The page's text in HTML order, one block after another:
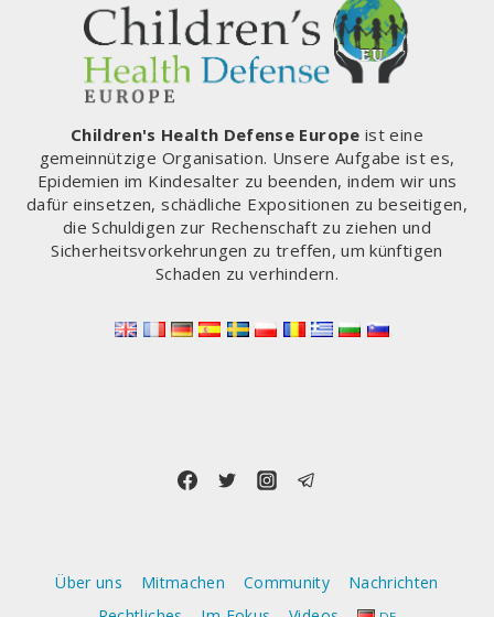
EIN,
NACHDEM
SICH
DIE
GESCHWORENEN
AUF
DIE
SEITE
DER
DURCH
PESTIZIDE
GESCHÄDIGTEN
HABEN
Children's Health Defense Europe ist eine
gemeinnützige Organisation. Unsere Aufgabe ist es,
Epidemien im Kindesalter zu beenden, indem wir uns
dafür einsetzen, schädliche Expositionen zu beseitigen,
die Schuldigen zur Rechenschaft zu ziehen und
Sicherheitsvorkehrungen zu treffen, um künftigen
Schaden zu verhindern.
Über uns Mitmachen Community
Nachrichten